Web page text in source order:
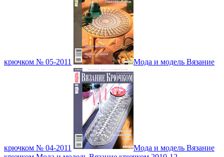
крючком № 05-2011 Мода и модель Вязание
крючком № 04-2011
Мода и модель Вязание